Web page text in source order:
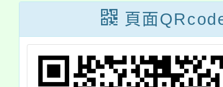
工作坊】 頁面